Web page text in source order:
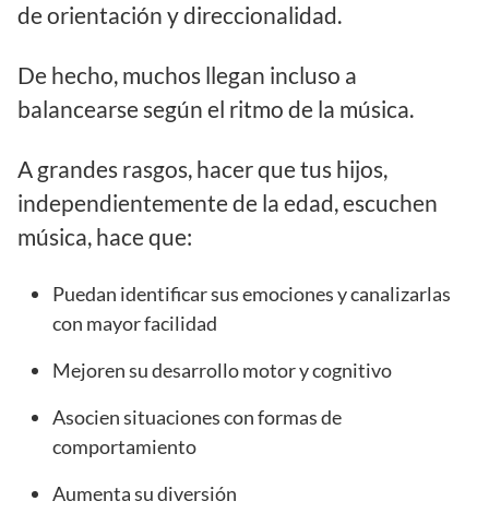
de orientación y direccionalidad.
De hecho, muchos llegan incluso a
balancearse según el ritmo de la música.
A grandes rasgos, hacer que tus hijos,
independientemente de la edad, escuchen
música, hace que:
Puedan identificar sus emociones y canalizarlas
con mayor facilidad
Mejoren su desarrollo motor y cognitivo
Asocien situaciones con formas de
comportamiento
Aumenta su diversión